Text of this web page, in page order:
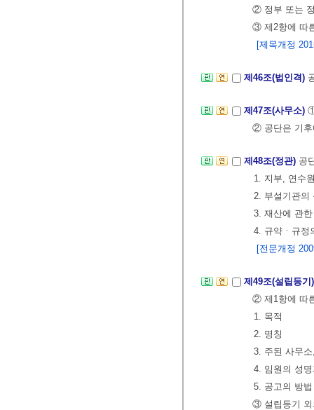
② 정부 또는
③ 제2항에 따
[제목개정
제46조(법인격)
제47조(사무소)
② 공단은 기후
제48조(정관) 공
1. 지부, 연수
2. 부설기관의
3. 재산에 관
4. 규약ㆍ규정
[전문개정
제49조(설립등
② 제1항에 따
1. 목적
2. 명칭
3. 주된 사무
4. 임원의 성
5. 공고의 방법
③ 설립등기 외